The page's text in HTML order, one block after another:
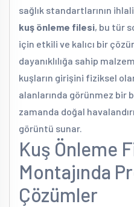
sağlık standartlarının
kuş önleme filesi, bu tür
için etkili ve kalıcı bir
dayanıklılığa sahip
kuşların girişini fiziksel
alanlarında görünmez bir
zamanda doğal
görüntü sunar.
Kuş Önleme
Montajında
Çözümler